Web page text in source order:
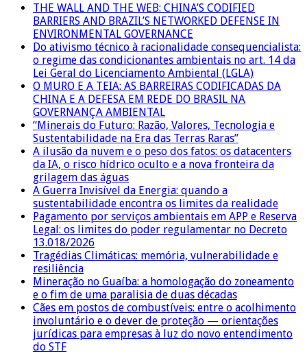
THE WALL AND THE WEB: CHINA’S CODIFIED
BARRIERS AND BRAZIL’S NETWORKED DEFENSE IN
ENVIRONMENTAL GOVERNANCE
Do ativismo técnico à racionalidade consequencialista:
o regime das condicionantes ambientais no art. 14 da
Lei Geral do Licenciamento Ambiental (LGLA)
O MURO E A TEIA: AS BARREIRAS CODIFICADAS DA
CHINA E A DEFESA EM REDE DO BRASIL NA
GOVERNANÇA AMBIENTAL
“Minerais do Futuro: Razão, Valores, Tecnologia e
Sustentabilidade na Era das Terras Raras”
A ilusão da nuvem e o peso dos fatos: os datacenters
da IA, o risco hídrico oculto e a nova fronteira da
grilagem das águas
A Guerra Invisível da Energia: quando a
sustentabilidade encontra os limites da realidade
Pagamento por serviços ambientais em APP e Reserva
Legal: os limites do poder regulamentar no Decreto
13.018/2026
Tragédias Climáticas: memória, vulnerabilidade e
resiliência
Mineração no Guaíba: a homologação do zoneamento
e o fim de uma paralisia de duas décadas
Cães em postos de combustíveis: entre o acolhimento
involuntário e o dever de proteção — orientações
jurídicas para empresas à luz do novo entendimento
do STF